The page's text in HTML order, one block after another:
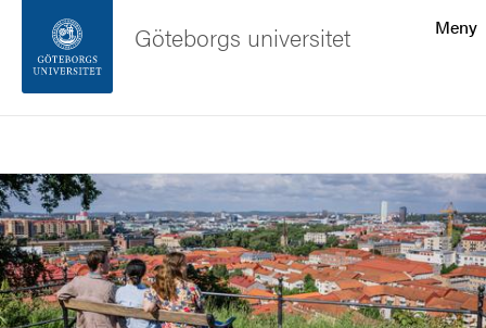
Sidfoten
Om webbplatsen
Meny
Göteborgs universitet
Bild